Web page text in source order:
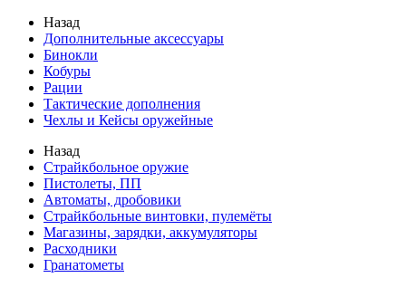
Назад
Дополнительные аксессуары
Бинокли
Кобуры
Рации
Тактические дополнения
Чехлы и Кейсы оружейные
Назад
Страйкбольное оружие
Пистолеты, ПП
Автоматы, дробовики
Страйкбольные винтовки, пулемёты
Магазины, зарядки, аккумуляторы
Расходники
Гранатометы